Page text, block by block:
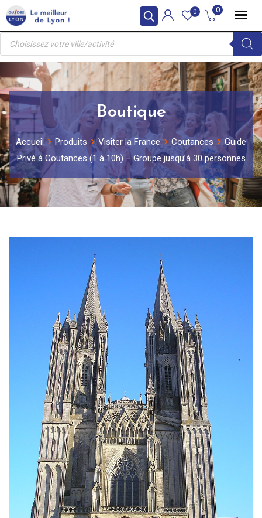
Skip
to
content
0
0
Recherche
produits
Boutique
Accueil Produits Visiter la France Coutances
Guide
Privé à Coutances (1 à 10h) – Groupe jusqu’à 30 personnes